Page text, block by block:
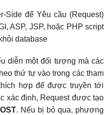
Side để Yêu cầu (Request)
ASP, JSP, hoặc PHP script
database
diễn một đối tượng mà các
thứ tự vào trong các tham
hợp để được truyền tới
xác định, Request được tạo
. Nếu bị bỏ qua, phương